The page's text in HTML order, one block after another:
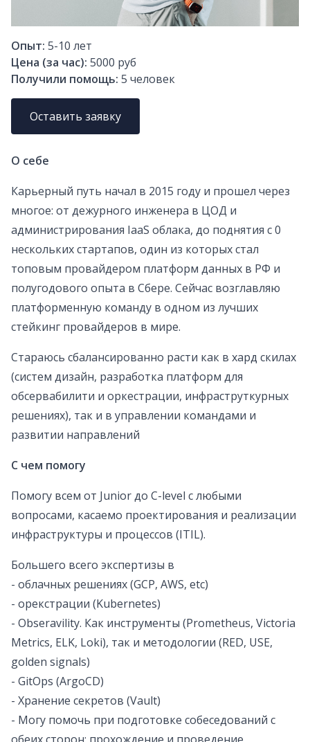
Опыт: 5-10 лет
Цена (за час): 5000 руб
Получили помощь: 5 человек
Оставить заявку
О себе
Карьерный путь начал в 2015 году и прошел через
многое: от дежурного инженера в ЦОД и
администрирования IaaS облака, до поднятия с 0
нескольких стартапов, один из которых стал
топовым провайдером платформ данных в РФ и
полугодового опыта в Сбере. Сейчас возглавляю
платформенную команду в одном из лучших
стейкинг провайдеров в мире.
Стараюсь сбалансированно расти как в хард скилах
(систем дизайн, разработка платформ для
обсервабилити и оркестрации, инфраструткурных
решениях), так и в управлении командами и
развитии направлений
С чем помогу
Помогу всем от Junior до C-level с любыми
вопросами, касаемо проектирования и реализации
инфраструктуры и процессов (ITIL).
Большего всего экспертизы в
- облачных решениях (GCP, AWS, etc)
- орекстрации (Kubernetes)
- Obseravility. Как инструменты (Prometheus, Victoria
Metrics, ELK, Loki), так и методологии (RED, USE,
golden signals)
- GitOps (ArgoCD)
- Хранение секретов (Vault)
- Могу помочь при подготовке собеседований с